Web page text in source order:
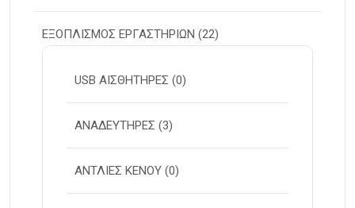
ΕΞΟΠΛΙΣΜΟΣ ΕΡΓΑΣΤΗΡΙΩΝ (22)
USB ΑΙΣΘΗΤΗΡΕΣ (0)
ΑΝΑΔΕΥΤΗΡΕΣ (3)
ΑΝΤΛΙΕΣ ΚΕΝΟΥ (0)